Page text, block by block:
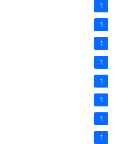
1
1
1
1
1
1
1
1